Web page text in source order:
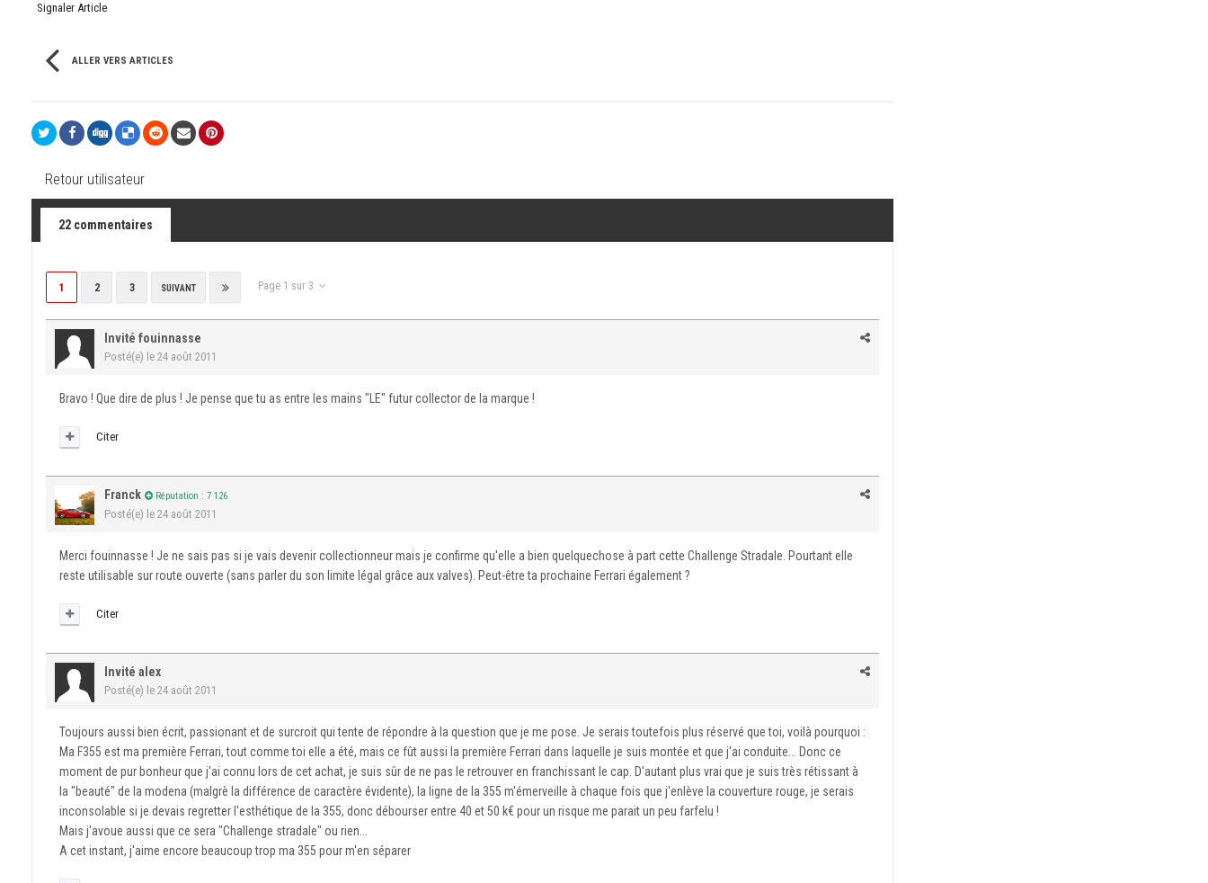
Signaler Article
ALLER VERS ARTICLES
Retour utilisateur
22 commentaires
1 2 3 SUIVANT Page 1 sur 3
Invité fouinnasse
Posté(e) le 24 août 2011
Bravo ! Que dire de plus ! Je pense que tu as entre les mains "LE" futur collector de la marque !
Citer
Franck Réputation : 7 126
Posté(e) le 24 août 2011
Merci fouinnasse ! Je ne sais pas si je vais devenir collectionneur mais je confirme qu'elle a bien quelquechose à part cette Challenge Stradale. Pourtant elle
reste utilisable sur route ouverte (sans parler du son limite légal grâce aux valves). Peut-être ta prochaine Ferrari également ?
Citer
Invité alex
Posté(e) le 24 août 2011
Toujours aussi bien écrit, passionant et de surcroit qui tente de répondre à la question que je me pose. Je serais toutefois plus réservé que toi, voilà pourquoi :
Ma F355 est ma première Ferrari, tout comme toi elle a été, mais ce fût aussi la première Ferrari dans laquelle je suis montée et que j'ai conduite... Donc ce
moment de pur bonheur que j'ai connu lors de cet achat, je suis sûr de ne pas le retrouver en franchissant le cap. D'autant plus vrai que je suis très rétissant à
la "beauté" de la modena (malgrè la différence de caractère évidente), la ligne de la 355 m'émerveille à chaque fois que j'enlève la couverture rouge, je serais
inconsolable si je devais regretter l'esthétique de la 355, donc débourser entre 40 et 50 k€ pour un risque me parait un peu farfelu !
Mais j'avoue aussi que ce sera "Challenge stradale" ou rien...
A cet instant, j'aime encore beaucoup trop ma 355 pour m'en séparer